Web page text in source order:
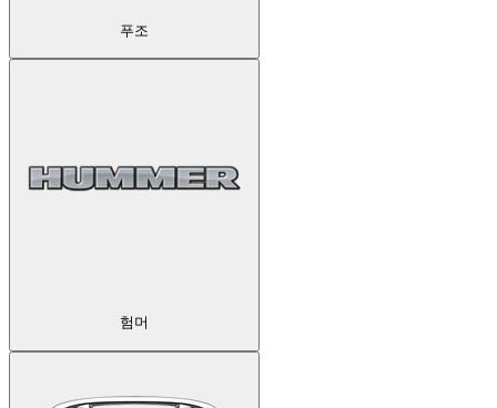
푸조
험머